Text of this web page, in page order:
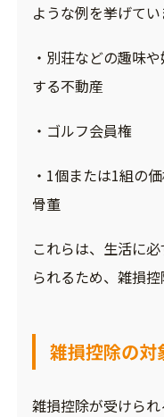
ような例を挙げてい
・別荘などの趣味
する不動産
・ゴルフ会員権
・1個または1組の
骨董
これらは、生活に
られるため、雑損
雑損控除の対
雑損控除が受けら